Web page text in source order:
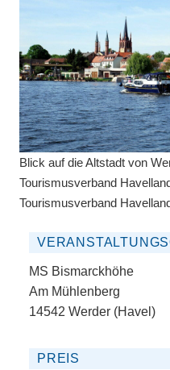
Blick auf die Altstadt von
Tourismusverband
Tourismusverband
MS Bismarckhöhe
Am Mühlenberg
14542 Werder (Havel)
PREIS